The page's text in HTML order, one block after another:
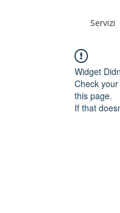
Servizi
Widget
Check
this page.
If that